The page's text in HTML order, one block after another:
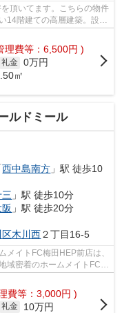
頂いてます。こちらの物件
14階建ての高層建築。設備
理費等：6,500円 )
礼金 0万円
㎡
ルドミール
西中島南方 」駅 徒歩10
三 」駅 徒歩10分
」駅 徒歩20分
区木川西２丁目16-5
イトFC梅田HEP前店は、
域密着のホームメイトFC梅
費等：3,000円 )
礼金
10万円